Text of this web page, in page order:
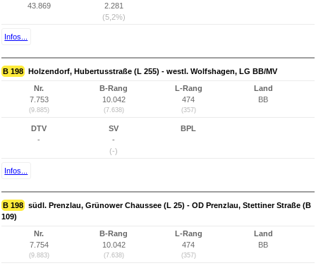
43.869
2.281
(5,2%)
Infos...
B 198 Holzendorf, Hubertusstraße (L 255) - westl. Wolfshagen, LG BB/MV
Nr.
7.753
(9.885)
B-Rang
10.042
(7.638)
L-Rang
474
(357)
Land
BB
DTV
-
SV
-
(-)
BPL
Infos...
B 198 südl. Prenzlau, Grünower Chaussee (L 25) - OD Prenzlau, Stettiner Straße (B
109)
Nr.
7.754
(9.883)
B-Rang
10.042
(7.638)
L-Rang
474
(357)
Land
BB